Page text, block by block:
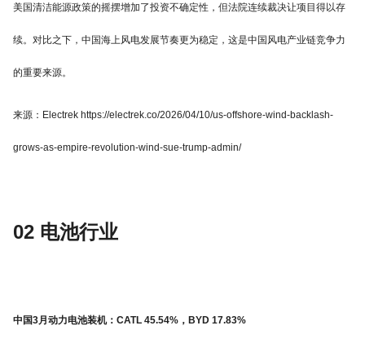
美国清洁能源政策的摇摆增加了投资不确定性，但法院连续裁决让项目得以存
续。对比之下，中国海上风电发展节奏更为稳定，这是中国风电产业链竞争力
的重要来源。
来源：Electrek https://electrek.co/2026/04/10/us-offshore-wind-backlash-
grows-as-empire-revolution-wind-sue-trump-admin/
02 电池行业
中国3月动力电池装机：CATL 45.54%，BYD 17.83%